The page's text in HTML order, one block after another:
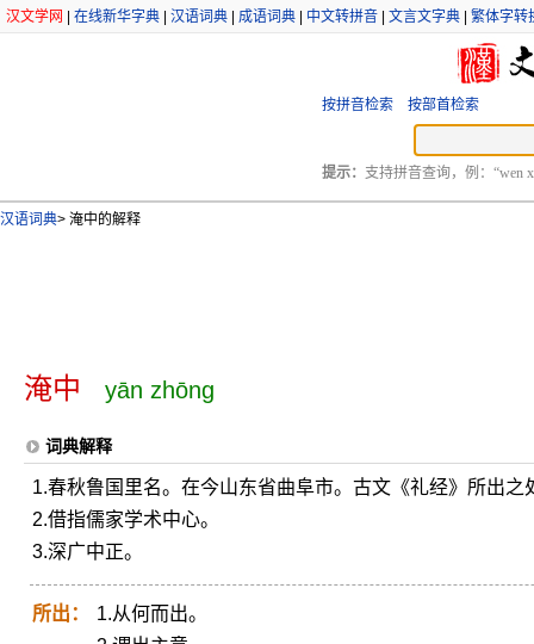
汉文学网 在线新华字典 汉语词典 成语词典 中文转拼音 文言文字典 繁体字转
按拼音检索 按部首检索
提示： 支持拼音查询，例：“wen
汉语词典> 淹中的解释
淹中 yān zhōng
词典解释
1.春秋鲁国里名。在今山东省曲阜市。古文《礼经》所出之
2.借指儒家学术中心。
3.深广中正。
所出：
1.从何而出。